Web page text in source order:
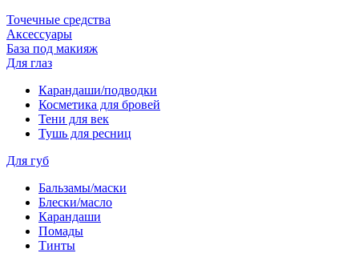
Точечные средства
Аксессуары
База под макияж
Для глаз
Карандаши/подводки
Косметика для бровей
Тени для век
Тушь для ресниц
Для губ
Бальзамы/маски
Блески/масло
Карандаши
Помады
Тинты